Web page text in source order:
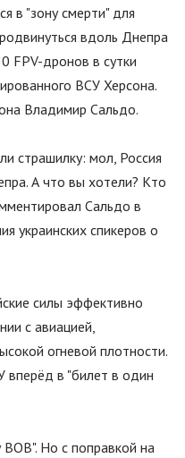
в "зону смерти"для
вдоль Днепра
дронов в сутки
ВСУ Херсона.
Владимир Сальдо.
страшилку: мол, Россия
А что вы хотели? Кто
Сальдо в
украинских спикеров о
силы эффективно
с авиацией,
огневой плотности.
вперёд в "билет в один
ВОВ". Но с поправкой на